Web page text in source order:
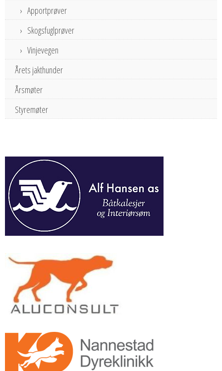
Apportprøver
Skogsfuglprøver
Vinjevegen
Årets jakthunder
Årsmøter
Styremøter